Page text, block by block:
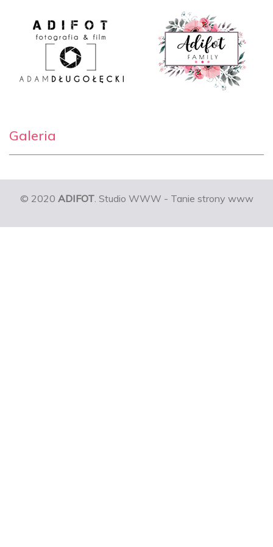
Galeria
© 2020 ADIFOT. Studio WWW - Tanie strony www